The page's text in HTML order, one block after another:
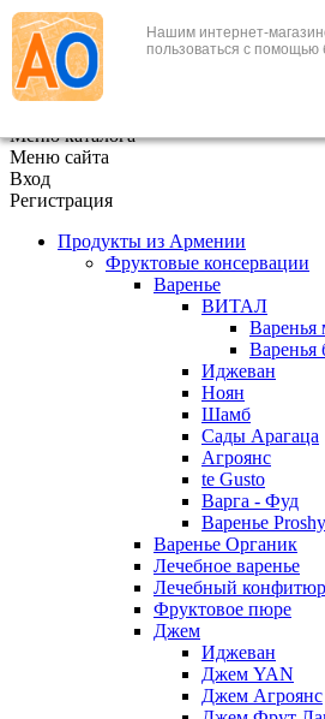
Нашим интернет-
пользоваться с помощью
+7 (495) 646-888-1
В корзине 0
Меню каталога
Меню сайта
Вход
Регистрация
Продукты из Армении
Фруктовые консервации
Варенье
ВИТАЛ
Варенья
Варенья
Иджеван
Ноян
Шамб
Сады Арагаца
Агроянс
te Gusto
Варга - Фуд
Варенье
Варенье Органик
Лечебное варенье
Лечебный конфитюр
Фруктовое пюре
Джем
Иджеван
Джем YAN
Джем Агроянс